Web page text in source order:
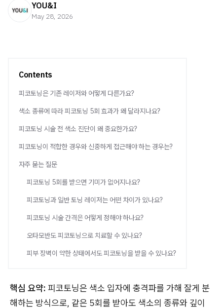
YOU&I
May 28, 2026
Contents
피코토닝은 기존 레이저와 어떻게 다른가요?
색소 종류에 따라 피코토닝 5회 효과가 왜 달라지나요?
피코토닝 시술 전 색소 진단이 왜 중요한가요?
피코토닝이 적합한 경우와 신중하게 접근해야 하는 경우는?
자주 묻는 질문
피코토닝 5회를 받으면 기미가 없어지나요?
피코토닝과 일반 토닝 레이저는 어떤 차이가 있나요?
피코토닝 시술 간격은 어떻게 정해야 하나요?
오타모반도 피코토닝으로 치료할 수 있나요?
피부 장벽이 약한 상태에서도 피코토닝을 받을 수 있나요?
핵심 요약: 피코토닝은 색소 입자에 충격파를 가해 잘게 분
해하는 방식으로, 같은 5회를 받아도 색소의 종류와 깊이